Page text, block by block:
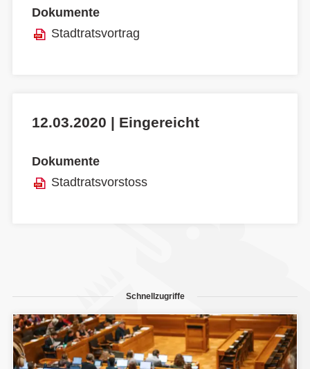
Dokumente
Stadtratsvortrag
12.03.2020 | Eingereicht
Dokumente
Stadtratsvorstoss
Schnellzugriffe